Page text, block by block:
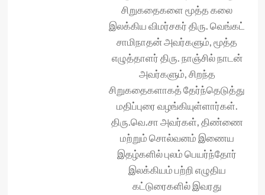
சிறுகதைகளை மூத்த கலை
இலக்கிய விமர்சகர் திரு. வெங்கட்
சாமிநாதன் அவர்களும், மூத்த
எழுத்தாளர் திரு. நாஞ்சில் நாடன்
அவர்களும், சிறந்த
சிறுகதைகளாகத் தேர்ந்தெடுத்து
மதிப்புரை வழங்கியுள்ளார்கள்.
திரு.வெ.சா அவர்கள், திண்ணை
மற்றும் சொல்வனம் இணைய
இதழ்களில் புலம் பெயர்ந்தோர்
இலக்கியம் பற்றி எழுதிய
கட்டுரைகளில் இவரது